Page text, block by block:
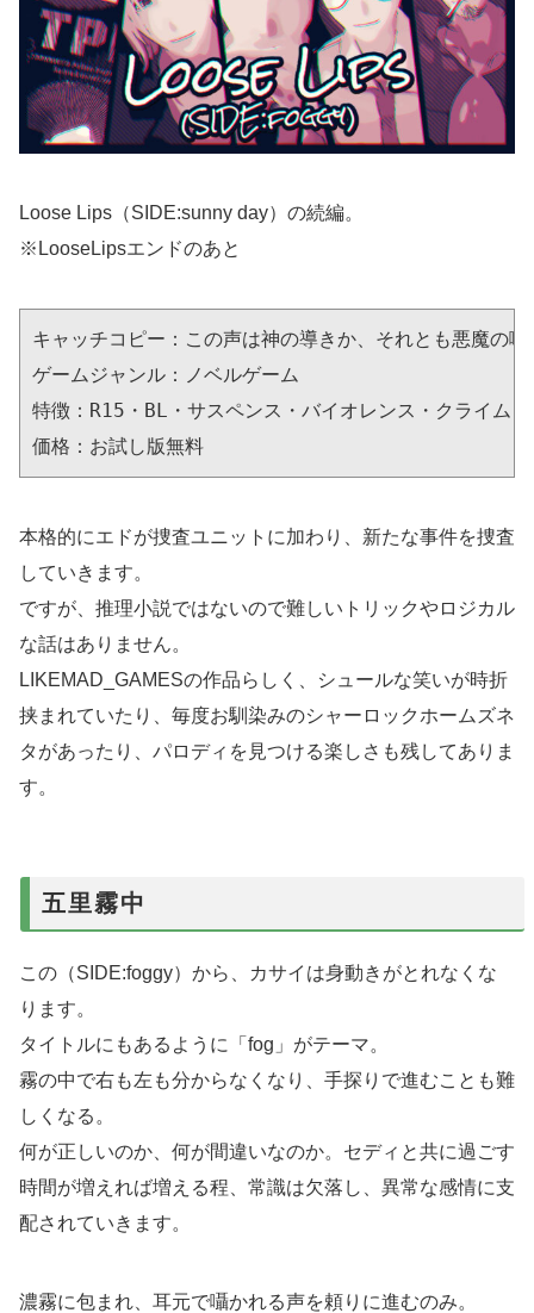
Loose Lips（SIDE:sunny day）の続編。
※LooseLipsエンドのあと
キャッチコピー：この声は神の導きか、それとも悪魔の囁
ゲームジャンル：ノベルゲーム
特徴：R15・BL・サスペンス・バイオレンス・クライム
価格：お試し版無料
本格的にエドが捜査ユニットに加わり、新たな事件を捜査
していきます。
ですが、推理小説ではないので難しいトリックやロジカル
な話はありません。
LIKEMAD_GAMESの作品らしく、シュールな笑いが時折
挟まれていたり、毎度お馴染みのシャーロックホームズネ
タがあったり、パロディを見つける楽しさも残してありま
す。
五里霧中
この（SIDE:foggy）から、カサイは身動きがとれなくな
ります。
タイトルにもあるように「fog」がテーマ。
霧の中で右も左も分からなくなり、手探りで進むことも難
しくなる。
何が正しいのか、何が間違いなのか。セディと共に過ごす
時間が増えれば増える程、常識は欠落し、異常な感情に支
配されていきます。
濃霧に包まれ、耳元で囁かれる声を頼りに進むのみ。